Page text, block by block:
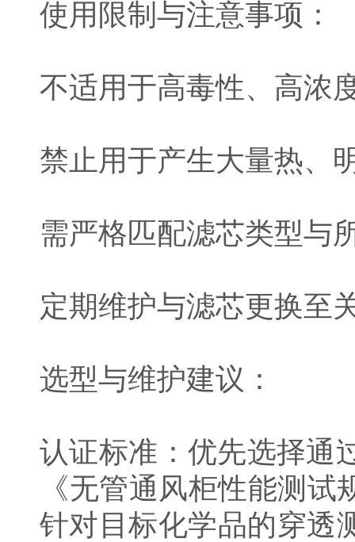
使用限制与注意事项：
不适用于高毒性、高浓
禁止用于产生大量热、
需严格匹配滤芯类型与
定期维护与滤芯更换至
选型与维护建议：
认证标准：优先选择通
《无管通风柜性能测
针对目标化学品的穿透